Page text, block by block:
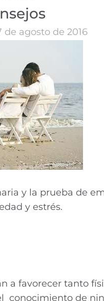
de agosto de 2016
y la prueba de
y estrés.
a favorecer tanto
conocimiento de